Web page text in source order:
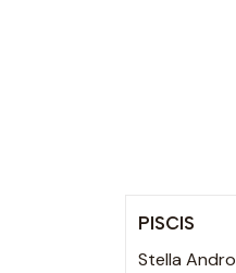
Agotado
PISCIS
Stella